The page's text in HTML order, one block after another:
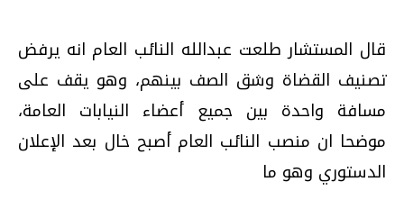
قال المستشار طلعت عبدالله النائب العام انه يرفض
تصنيف القضاة وشق الصف بينهم، وهو يقف على
مسافة واحدة بين جميع أعضاء النيابات العامة،
موضحا ان منصب النائب العام أصبح خال بعد الإعلان
الدستوري وهو ما